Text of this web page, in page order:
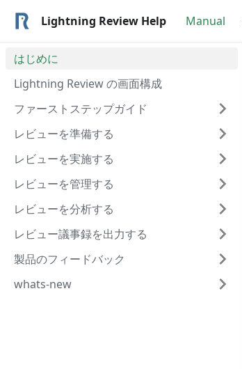
Lightning Review Help Manual
はじめに
Lightning Review の画面構成
ファーストステップガイド
レビューを準備する
レビューを実施する
レビューを管理する
レビューを分析する
レビュー議事録を出力する
製品のフィードバック
whats-new